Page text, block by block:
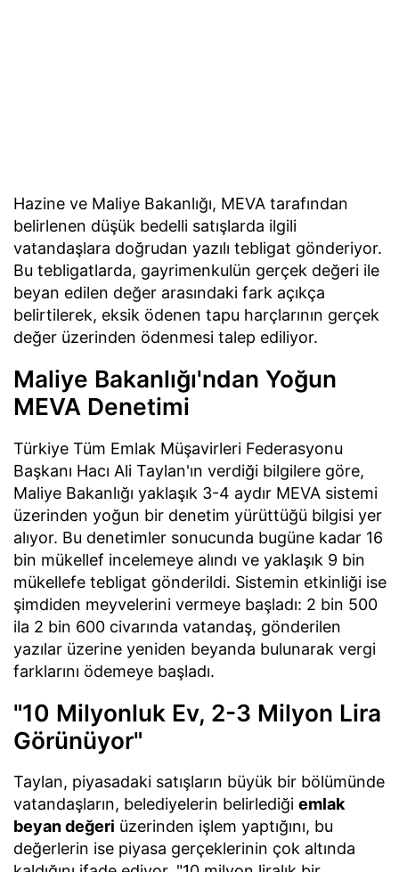
Hazine ve Maliye Bakanlığı, MEVA tarafından
belirlenen düşük bedelli satışlarda ilgili
vatandaşlara doğrudan yazılı tebligat gönderiyor.
Bu tebligatlarda, gayrimenkulün gerçek değeri ile
beyan edilen değer arasındaki fark açıkça
belirtilerek, eksik ödenen tapu harçlarının gerçek
değer üzerinden ödenmesi talep ediliyor.
Maliye Bakanlığı'ndan Yoğun
MEVA Denetimi
Türkiye Tüm Emlak Müşavirleri Federasyonu
Başkanı Hacı Ali Taylan'ın verdiği bilgilere göre,
Maliye Bakanlığı yaklaşık 3-4 aydır MEVA sistemi
üzerinden yoğun bir denetim yürüttüğü bilgisi yer
alıyor. Bu denetimler sonucunda bugüne kadar 16
bin mükellef incelemeye alındı ve yaklaşık 9 bin
mükellefe tebligat gönderildi. Sistemin etkinliği ise
şimdiden meyvelerini vermeye başladı: 2 bin 500
ila 2 bin 600 civarında vatandaş, gönderilen
yazılar üzerine yeniden beyanda bulunarak vergi
farklarını ödemeye başladı.
"10 Milyonluk Ev, 2-3 Milyon Lira
Görünüyor"
Taylan, piyasadaki satışların büyük bir bölümünde
vatandaşların, belediyelerin belirlediği emlak
beyan değeri üzerinden işlem yaptığını, bu
değerlerin ise piyasa gerçeklerinin çok altında